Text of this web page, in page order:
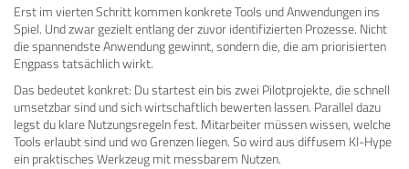
Erst im vierten Schritt kommen konkrete Tools und Anwendungen ins
Spiel. Und zwar gezielt entlang der zuvor identifizierten Prozesse. Nicht
die spannendste Anwendung gewinnt, sondern die, die am priorisierten
Engpass tatsächlich wirkt.
Das bedeutet konkret: Du startest ein bis zwei Pilotprojekte, die schnell
umsetzbar sind und sich wirtschaftlich bewerten lassen. Parallel dazu
legst du klare Nutzungsregeln fest. Mitarbeiter müssen wissen, welche
Tools erlaubt sind und wo Grenzen liegen. So wird aus diffusem KI-Hype
ein praktisches Werkzeug mit messbarem Nutzen.